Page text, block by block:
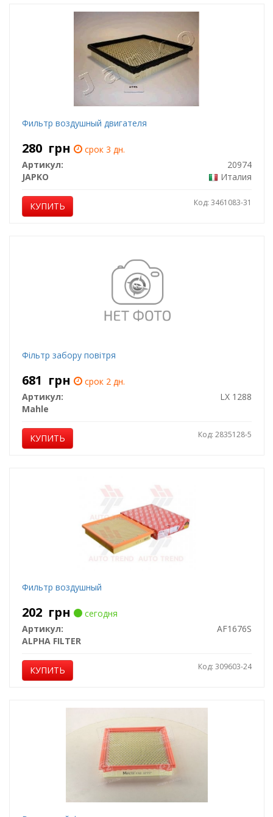
Фильтр воздушный двигателя
280 грн
срок 3 дн.
Артикул:
20974
JAPKO
Италия
КУПИТЬ Код: 3461083-31
Фільтр забору повітря
681 грн
срок 2 дн.
Артикул:
LX 1288
Mahle
КУПИТЬ Код: 2835128-5
Фильтр воздушный
202 грн
сегодня
Артикул:
AF1676S
ALPHA FILTER
КУПИТЬ Код: 309603-24